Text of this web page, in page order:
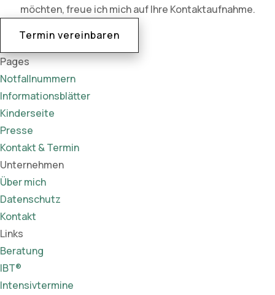
möchten, freue ich mich auf Ihre Kontaktaufnahme.
Termin vereinbaren
Pages
Notfallnummern
Informationsblätter
Kinderseite
Presse
Kontakt & Termin
Unternehmen
Über mich
Datenschutz
Kontakt
Links
Beratung
IBT®
Intensivtermine